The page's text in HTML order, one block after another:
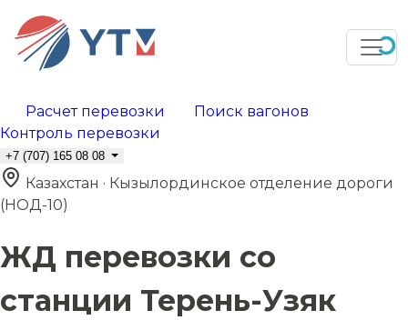
Расчет перевозки
Поиск вагонов
Контроль перевозки
+7 (707) 165 08 08
Казахстан · Кызылординское отделение дороги
(НОД-10)
ЖД перевозки со
станции Терень-Узяк